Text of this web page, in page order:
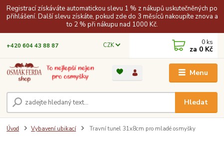
Registrací získáváte automatickou slevu 1 % z nákupů uskutečněných po
přihlášení. Další slevu získáte, pokud zde do 3 měsíců nakoupíte znova a
to 2 % při nákupu nad 1000 Kč.
Menu
CZK
Hledat
+420 604 43 88 87 0 ks
za 0 Kč
Úvod Vybavení ubikací Travní tunel 31x8cm pro mladé osmyšky